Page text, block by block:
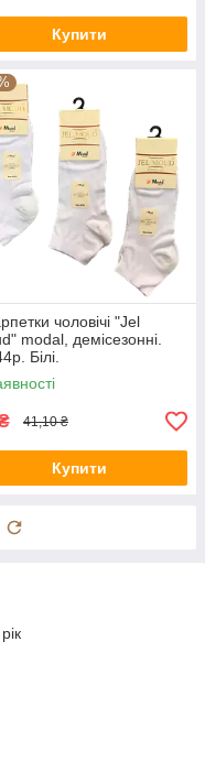
Купити
чоловічі "Jel
modal, демісезонні.
Білі.
41,10 ₴
Купити